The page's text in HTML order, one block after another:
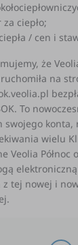
ciepło;
/ cen i
że
na
To
swojego konta,
wielu
Veolia Północ
tej nowej i